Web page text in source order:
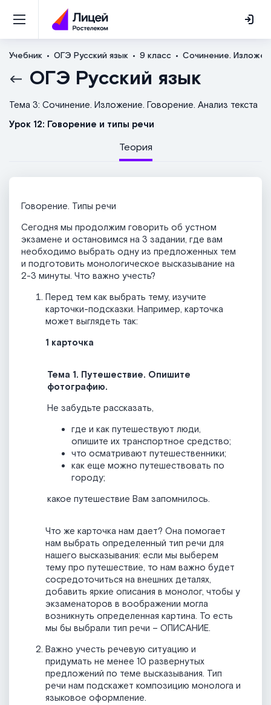
Учебник ОГЭ Русский язык 9 класс Сочинение.
ОГЭ Русский язык
Тема 3: Сочинение. Изложение. Говорение. Анализ текста
Урок 12: Говорение и типы речи
Теория
Говорение. Типы речи
Сегодня мы продолжим говорить об устном
экзамене и остановимся на 3 задании, где вам
необходимо выбрать одну из предложенных тем
и подготовить монологическое высказывание на
2-3 минуты. Что важно учесть?
Перед тем как выбрать тему, изучите
карточки-подсказки. Например, карточка
может выглядеть так:
1 карточка
Тема 1. Путешествие. Опишите
фотографию.
Не забудьте рассказать,
где и как путешествуют люди,
опишите их транспортное средство;
что осматривают путешественники;
как еще можно путешествовать по
городу;
какое путешествие Вам запомнилось.
Что же карточка нам дает? Она помогает
нам выбрать определенный тип речи для
нашего высказывания: если мы выберем
тему про путешествие, то нам важно будет
сосредоточиться на внешних деталях,
добавить яркие описания в монолог, чтобы у
экзаменаторов в воображении могла
возникнуть определенная картина. То есть
мы бы выбрали тип речи – ОПИСАНИЕ.
Важно учесть речевую ситуацию и
придумать не менее 10 развернутых
предложений по теме высказывания. Тип
речи нам подскажет композицию монолога и
языковое оформление.